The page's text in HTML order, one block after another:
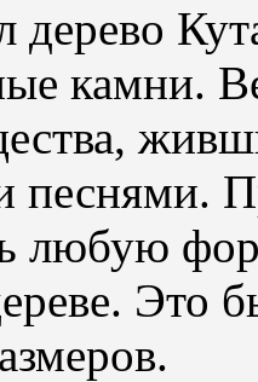
дерево
камни.
песнями.
любую
Это